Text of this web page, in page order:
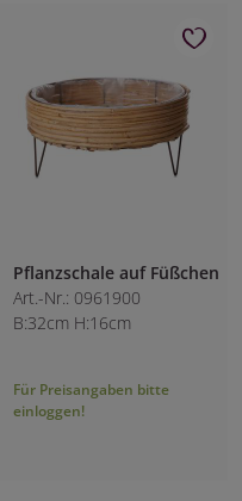
Pflanzschale auf Füßchen
Art.-Nr.: 0961900
B:32cm H:16cm
Für Preisangaben bitte
einloggen!